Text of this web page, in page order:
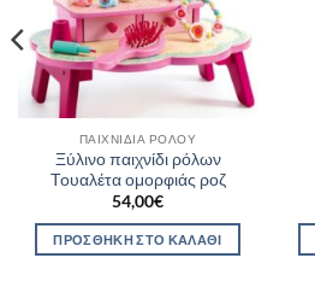
ΠΑΙΧΝΊΔΙΑ ΡΌΛΟΥ
Ξύλινο παιχνίδι ρόλων
Τουαλέτα ομορφιάς ροζ
54,00€
ΠΡΟΣΘΉΚΗ ΣΤΟ ΚΑΛΆΘΙ